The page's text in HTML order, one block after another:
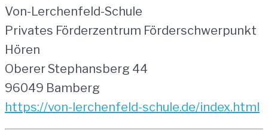
Von-Lerchenfeld-Schule
Privates Förderzentrum Förderschwerpunkt
Hören
Oberer Stephansberg 44
96049 Bamberg
https://von-lerchenfeld-schule.de/index.html